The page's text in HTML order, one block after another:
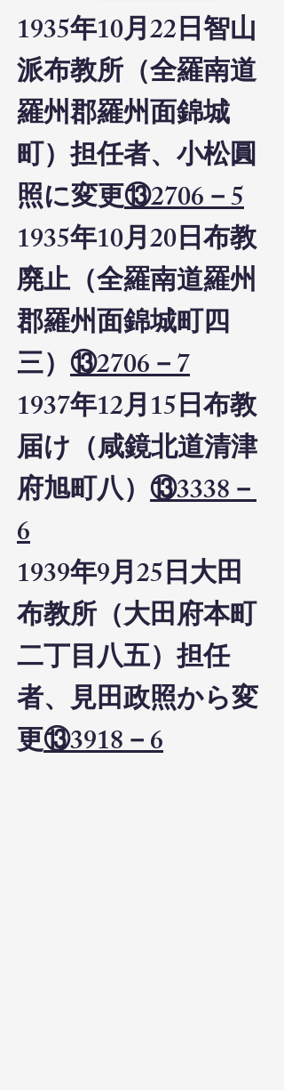
1935年10月22日智山
派布教所（全羅南道
羅州郡羅州面錦城
町）担任者、小松圓
照に変更⑬2706－5
1935年10月20日布教
廃止（全羅南道羅州
郡羅州面錦城町四
三） ⑬2706－7
1937年12月15日布教
届け（咸鏡北道清津
府旭町八） ⑬3338－
6
1939年9月25日大田
布教所（大田府本町
二丁目八五）担任
者、見田政照から変
更⑬3918－6